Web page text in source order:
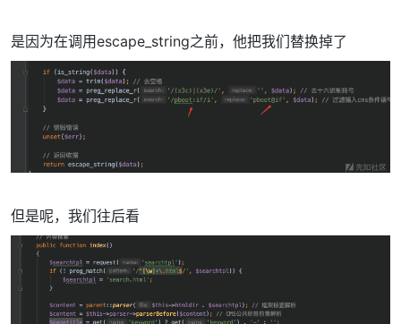
是因为在调用escape_string之前，他把我们替换掉了
但是呢，我们往后看